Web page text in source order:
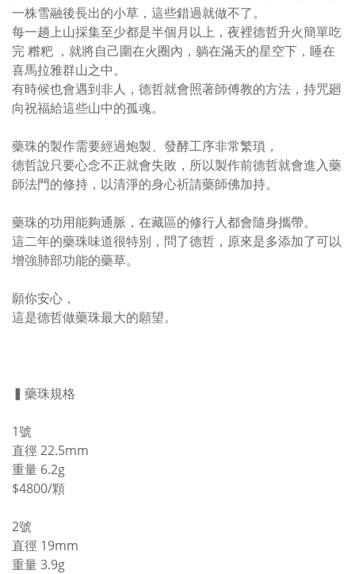
一株雪融後長出的小草，這些錯過就做不了。
每一趟上山採集至少都是半個月以上，夜裡德哲升火簡單吃
完 糌粑 ，就將自己圍在火圈內，躺在滿天的星空下，睡在
喜馬拉雅群山之中。
有時候也會遇到非人，德哲就會照著師傅教的方法，持咒廻
向祝福給這些山中的孤魂。
藥珠的製作需要經過炮製、發酵工序非常繁瑣，
德哲說只要心念不正就會失敗，所以製作前德哲就會進入藥
師法門的修持，以清淨的身心祈請藥師佛加持。
藥珠的功用能夠通脈，在藏區的修行人都會隨身攜帶。
這二年的藥珠味道很特別，問了德哲，原來是多添加了可以
增強肺部功能的藥草。
願你安心，
這是德哲做藥珠最大的願望。
▍藥珠規格
1號
直徑 22.5mm
重量 6.2g
$4800/顆
2號
直徑 19mm
重量 3.9g